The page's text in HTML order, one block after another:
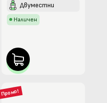
Двуместни
Наличен
Промо!